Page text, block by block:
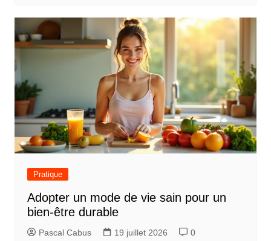
Pratique
Adopter un mode de vie sain pour un
bien-être durable
Pascal Cabus 19 juillet 2026 0